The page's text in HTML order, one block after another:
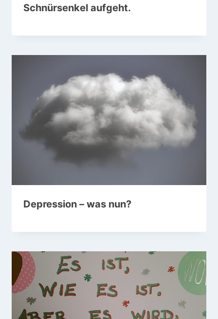
Schnürsenkel aufgeht.
Depression – was nun?